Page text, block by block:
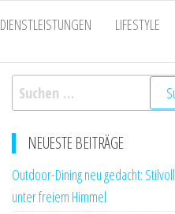
DIENSTLEISTUNGEN LIFESTYLE
Suchen
nach:
NEUESTE BEITRÄGE
Outdoor-Dining neu gedacht:
unter freiem Himmel